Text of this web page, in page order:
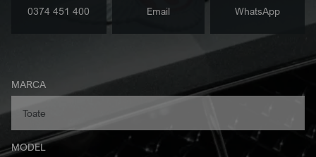
0374 451 400 Email WhatsApp
MARCA
MODEL